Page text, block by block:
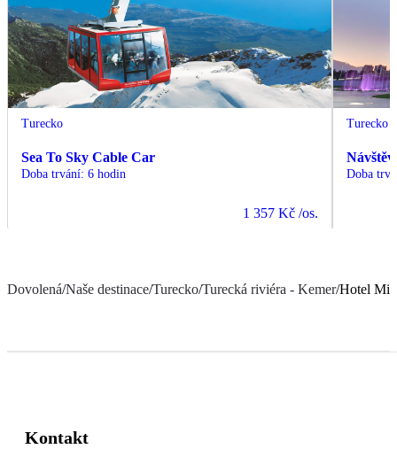
Turecko
Sea To Sky Cable Car
Doba trvání: 6 hodin
1 357 Kč /os.
Turecko
Doba
Dovolená/Naše destinace/Turecko/Turecká riviéra - Kemer/Hotel
Kontakt